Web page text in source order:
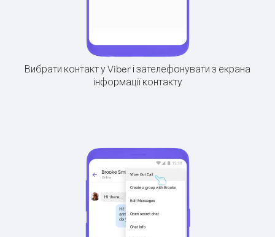
Вибрати контакт у Viber і зателефонувати з екрана
інформації контакту